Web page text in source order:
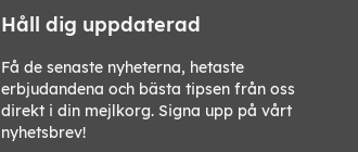
Håll dig uppdaterad
Få de senaste nyheterna, hetaste
erbjudandena och bästa tipsen från oss
direkt i din mejlkorg. Signa upp på vårt
nyhetsbrev!